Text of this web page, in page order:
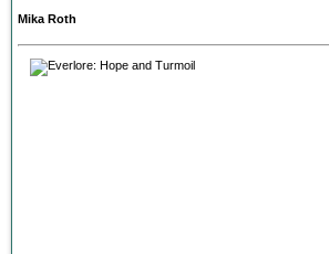
Mika Roth